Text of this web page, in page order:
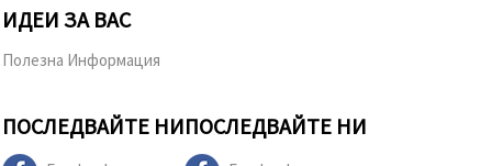
ИДЕИ ЗА ВАС
Полезна Информация
ПОСЛЕДВАЙТЕ НИПОСЛЕДВАЙТЕ НИ